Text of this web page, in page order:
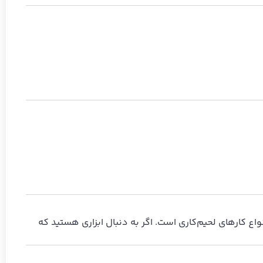
انجام انواع کارهای لحیم‌کاری است. اگر به دنبال ابزاری هستید که